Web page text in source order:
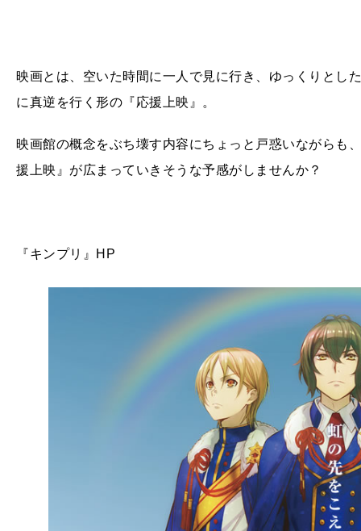
映画とは、空いた時間に一人で見に行き、ゆっくりとし
に真逆を行く形の『応援上映』。
映画館の概念をぶち壊す内容にちょっと戸惑いながらも
援上映』が広まっていきそうな予感がしませんか？
『キンプリ』HP